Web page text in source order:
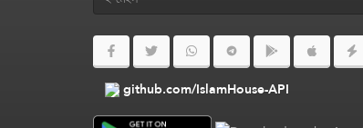
github.com/IslamHouse-API